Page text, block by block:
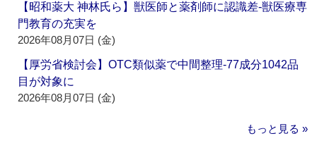
【昭和薬大 神林氏ら】獣医師と薬剤師に認識差‐獣医療専
門教育の充実を
2026年08月07日 (金)
【厚労省検討会】OTC類似薬で中間整理‐77成分1042品
目が対象に
2026年08月07日 (金)
もっと見る »